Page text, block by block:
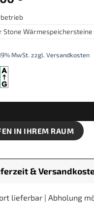
Stone Wärmespeichersteine
MwSt. zzgl. Versandkosten
IN IHREM RAUM
&
lieferbar | Abholung